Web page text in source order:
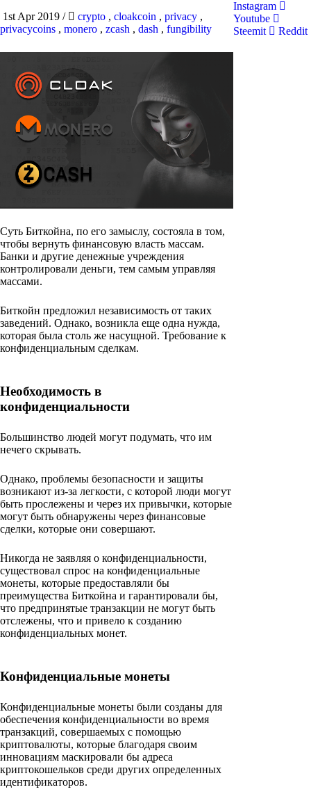
1st Apr 2019 / crypto , cloakcoin , privacy ,
privacycoins , monero , zcash , dash , fungibility
Суть Биткойна, по его замыслу, состояла в том,
чтобы вернуть финансовую власть массам.
Банки и другие денежные учреждения
контролировали деньги, тем самым управляя
массами.
Биткойн предложил независимость от таких
заведений. Однако, возникла еще одна нужда,
которая была столь же насущной. Требование к
конфиденциальным сделкам.
Необходимость в
конфиденциальности
Большинство людей могут подумать, что им
нечего скрывать.
Однако, проблемы безопасности и защиты
возникают из-за легкости, с которой люди могут
быть прослежены и через их привычки, которые
могут быть обнаружены через финансовые
сделки, которые они совершают.
Никогда не заявляя о конфиденциальности,
существовал спрос на конфиденциальные
монеты, которые предоставляли бы
преимущества Биткойна и гарантировали бы,
что предпринятые транзакции не могут быть
отслежены, что и привело к созданию
конфиденциальных монет.
Конфиденциальные монеты
Конфиденциальные монеты были созданы для
обеспечения конфиденциальности во время
транзакций, совершаемых с помощью
криптовалюты, которые благодаря своим
инновациям маскировали бы адреса
криптокошельков среди других определенных
идентификаторов.
Instagram
Youtube
Steemit
Reddit